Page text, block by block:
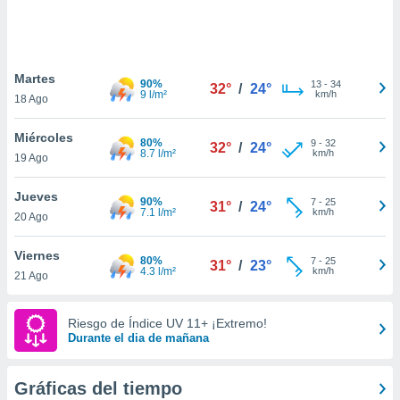
únicos
similares
como
sitio
de
posible
traten tus
en
interés
Para
su
Martes
18 Ago
90%
9 l/m²
32° / 24° 13- 34
km/h
Miércoles
19 Ago
80%
8.7 l/m²
32° / 24° 9- 32
km/h
Jueves
20 Ago
90%
7.1 l/m²
31° / 24° 7- 25
km/h
Viernes
21 Ago
80%
4.3 l/m²
31° / 23° 7- 25
km/h
Riesgo de Índice UV 11+ ¡Extremo!
Durante el dia de mañana
Gráficas del tiempo